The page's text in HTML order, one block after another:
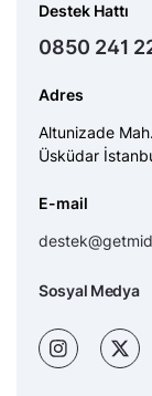
Destek Hattı
0850 241
Adres
Altunizade
Üsküdar
E-mail
Sosyal Medya